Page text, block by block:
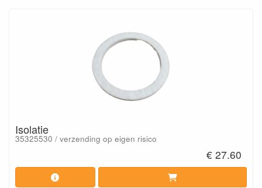
Isolatie
35325530 / verzending op eigen risico
€ 27.60